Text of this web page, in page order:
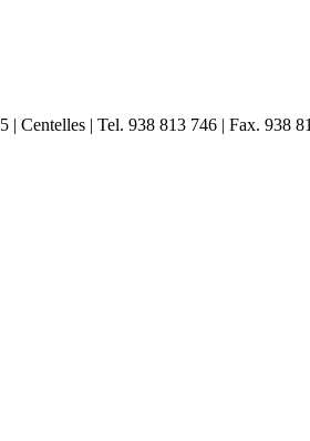
| Centelles | Tel. 938 813 746 | Fax. 938